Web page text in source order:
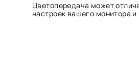
Цветопередача может
настроек вашего монитора